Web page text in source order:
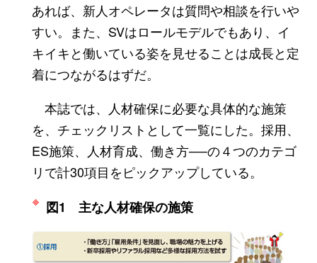
あれば、新人オペレータは質問や相談を行いや
すい。また、SVはロールモデルでもあり、イ
キイキと働いている姿を見せることは成長と定
着につながるはずだ。
本誌では、人材確保に必要な具体的な施策
を、チェックリストとして一覧にした。採用、
ES施策、人材育成、働き方──の４つのカテゴ
リで計30項目をピックアップしている。
図1 主な人材確保の施策